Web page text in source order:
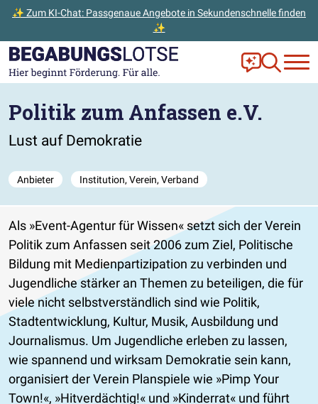
✨ Zum KI-Chat: Passgenaue Angebote in Sekundenschnelle finden
✨
Zum Hauptinhalt der Seite springen
Zur Startseite gehen Frag Ella!
Zur
Politik zum Anfassen e.V.
Lust auf Demokratie
Anbieter Institution, Verein, Verband
Als Event-Agentur für Wissen
setzt sich der Verein
Politik zum Anfassen seit 2006 zum Ziel, Politische
Bildung mit Medienpartizipation zu verbinden und
Jugendliche stärker an Themen zu beteiligen, die für
viele nicht selbstverständlich sind wie Politik,
Stadtentwicklung, Kultur, Musik, Ausbildung und
Journalismus. Um Jugendliche erleben zu lassen,
wie spannend und wirksam Demokratie sein kann,
organisiert der Verein Planspiele wie
Pimp Your
Town! , Hitverdächtig! und Kinderrat
und führt